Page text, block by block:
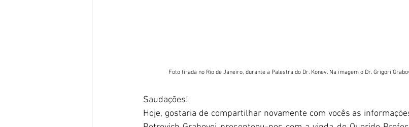
Foto tirada no Rio de Janeiro, durante a Palestra do Dr. Konev. Na imagem o Dr. Grigori
Saudações!
Hoje, gostaria de compartilhar novamente com vocês as